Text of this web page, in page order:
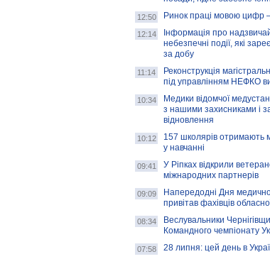
12:50 Ринок праці мовою цифр
12:14
Інформація про
небезпечні події, які
за добу
11:14
Реконструкція
під управлінням НЕФКО
10:34
Медики відомчої
з нашими захисниками і
відновлення
10:12
157 школярів отримають
у навчанні
09:41
У Ріпках відкрили
міжнародних партнерів
09:09
Напередодні Дня
привітав фахівців
08:34
Веслувальники
Командного чемпіонату
07:58 28 липня: цей день в